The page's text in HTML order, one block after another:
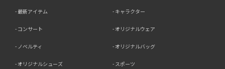
最新アイテム キャラクター
コンサート オリジナルウェア
ノベルティ オリジナルバッグ
オリジナルシューズ スポーツ